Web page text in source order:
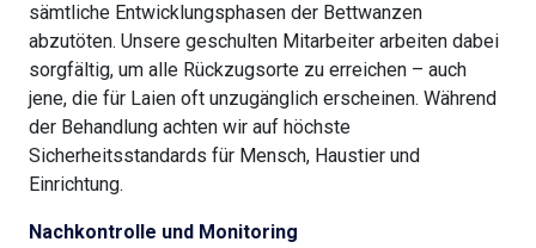
sämtliche Entwicklungsphasen der Bettwanzen
abzutöten. Unsere geschulten Mitarbeiter arbeiten dabei
sorgfältig, um alle Rückzugsorte zu erreichen – auch
jene, die für Laien oft unzugänglich erscheinen. Während
der Behandlung achten wir auf höchste
Sicherheitsstandards für Mensch, Haustier und
Einrichtung.
Nachkontrolle und Monitoring